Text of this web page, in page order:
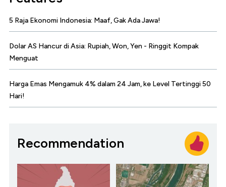
5 Raja Ekonomi Indonesia: Maaf, Gak Ada Jawa!
Dolar AS Hancur di Asia: Rupiah, Won, Yen - Ringgit Kompak
Menguat
Harga Emas Mengamuk 4% dalam 24 Jam, ke Level Tertinggi 50
Hari!
Recommendation